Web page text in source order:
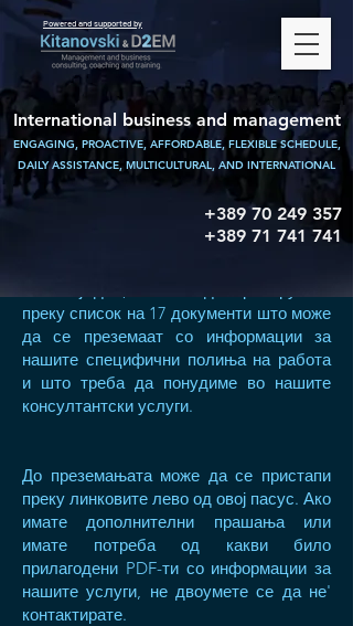
Powered and supported by
International business and management
ENGAGING, PROACTIVE, AFFORDABLE, FLEXIBLE SCHEDULE,
DAILY ASSISTANCE, MULTICULTURAL, AND INTERNATIONAL
+389 70 249 357
+389 71 741 741
преку список на 17 документи што може
да се преземаат со информации за
нашите специфични полиња на работа
и што треба да понудиме во нашите
консултантски услуги.
До преземањата може да се пристапи
преку линковите лево од овој пасус. Ако
имате дополнителни прашања или
имате потреба од какви било
прилагодени PDF-ти со информации за
нашите услуги, не двоумете се да не'
контактирате.